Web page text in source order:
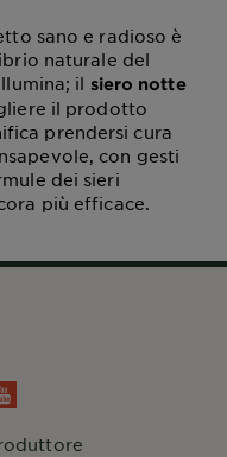
sano e radioso è
naturale del
il siero notte
il prodotto
prendersi cura
con gesti
dei sieri
più efficace.